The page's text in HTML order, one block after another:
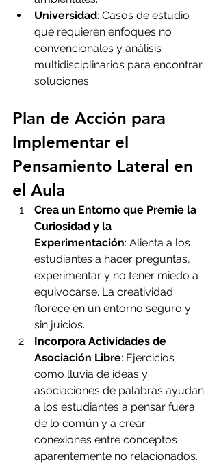
Universidad: Casos de estudio
que requieren enfoques no
convencionales y análisis
multidisciplinarios para encontrar
soluciones.
Plan de Acción para
Implementar el
Pensamiento Lateral en
el Aula
Crea un Entorno que Premie la
Curiosidad y la
Experimentación: Alienta a los
estudiantes a hacer preguntas,
experimentar y no tener miedo a
equivocarse. La creatividad
florece en un entorno seguro y
sin juicios.
Incorpora Actividades de
Asociación Libre: Ejercicios
como lluvia de ideas y
asociaciones de palabras ayudan
a los estudiantes a pensar fuera
de lo común y a crear
conexiones entre conceptos
aparentemente no relacionados.